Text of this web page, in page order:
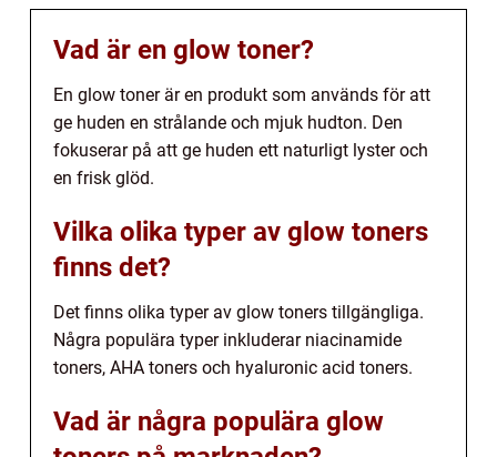
Vad är en glow toner?
En glow toner är en produkt som används för att
ge huden en strålande och mjuk hudton. Den
fokuserar på att ge huden ett naturligt lyster och
en frisk glöd.
Vilka olika typer av glow toners
finns det?
Det finns olika typer av glow toners tillgängliga.
Några populära typer inkluderar niacinamide
toners, AHA toners och hyaluronic acid toners.
Vad är några populära glow